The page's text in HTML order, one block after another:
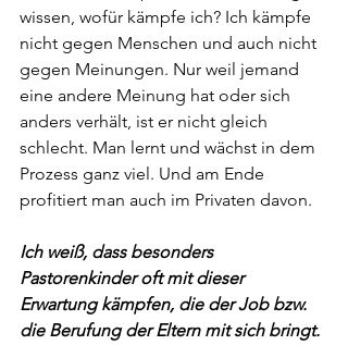
wissen, wofür kämpfe ich? Ich kämpfe
nicht gegen Menschen und auch nicht
gegen Meinungen. Nur weil jemand
eine andere Meinung hat oder sich
anders verhält, ist er nicht gleich
schlecht. Man lernt und wächst in dem
Prozess ganz viel. Und am Ende
profitiert man auch im Privaten davon.
Ich weiß, dass besonders
Pastorenkinder oft mit dieser
Erwartung kämpfen, die der Job bzw.
die Berufung der Eltern mit sich bringt.